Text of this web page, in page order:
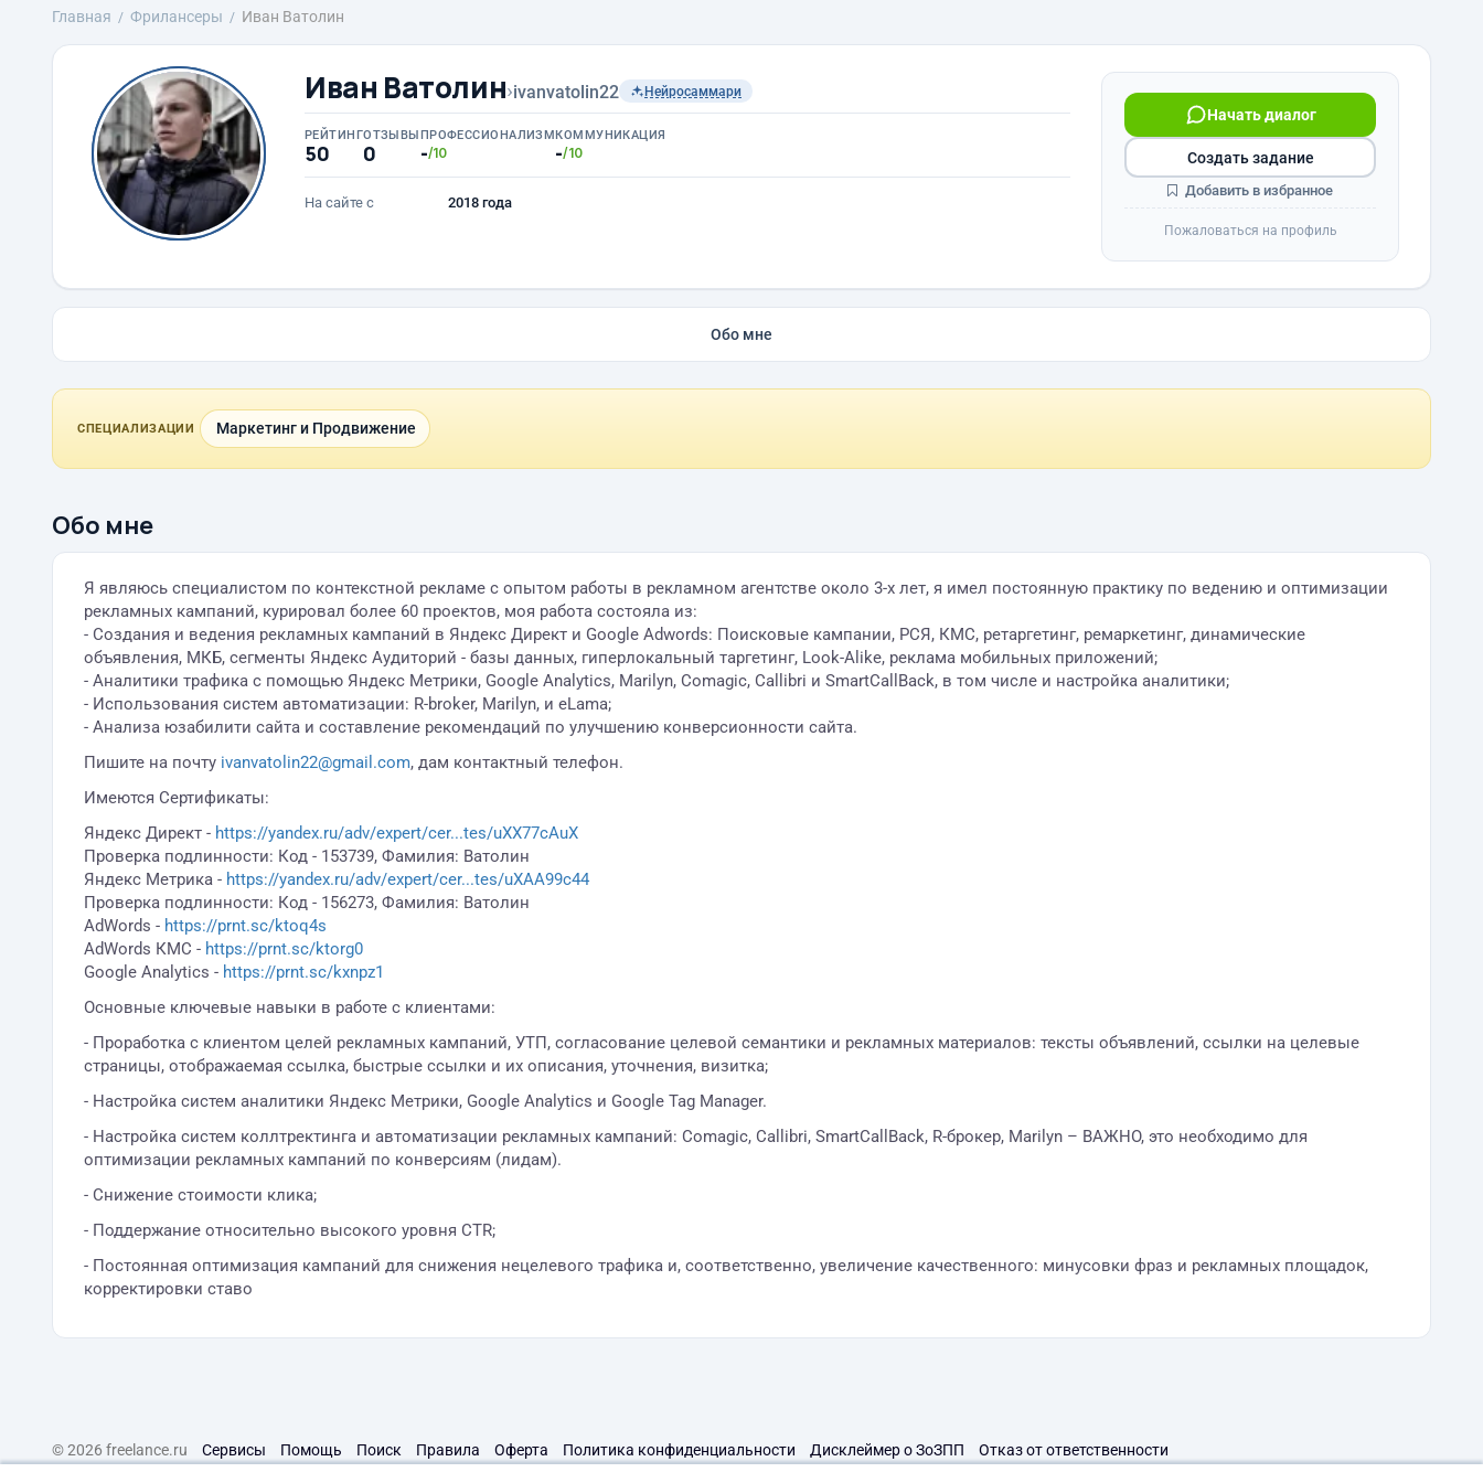
Главная Фрилансеры Иван Ватолин
Иван Ватолин›ivanvatolin22 Нейросаммари
РЕЙТИНГ
50
ОТЗЫВЫ
0
ПРОФЕССИОНАЛИЗМ
-/10
КОММУНИКАЦИЯ
-/10
На сайте с 2018 года
Начать диалог
Создать задание
Добавить в избранное
Пожаловаться на профиль
Обо мне
СПЕЦИАЛИЗАЦИИ Маркетинг и Продвижение
Обо мне
Я являюсь специалистом по контекстной рекламе с опытом работы в рекламном агентстве около 3-х лет, я имел постоянную практику по ведению и оптимизации
рекламных кампаний, курировал более 60 проектов, моя работа состояла из:
- Создания и ведения рекламных кампаний в Яндекс Директ и Google Adwords: Поисковые кампании, РСЯ, КМС, ретаргетинг, ремаркетинг, динамические
объявления, МКБ, сегменты Яндекс Аудиторий - базы данных, гиперлокальный таргетинг, Look-Alike, реклама мобильных приложений;
- Аналитики трафика с помощью Яндекс Метрики, Google Analytics, Marilyn, Comagic, Callibri и SmartCallBack, в том числе и настройка аналитики;
- Использования систем автоматизации: R-broker, Marilyn, и eLama;
- Анализа юзабилити сайта и составление рекомендаций по улучшению конверсионности сайта.
Пишите на почту ivanvatolin22@gmail.com, дам контактный телефон.
Имеются Сертификаты:
Яндекс Директ - https://yandex.ru/adv/expert/cer...tes/uXX77cAuX
Проверка подлинности: Код - 153739, Фамилия: Ватолин
Яндекс Метрика - https://yandex.ru/adv/expert/cer...tes/uXAA99c44
Проверка подлинности: Код - 156273, Фамилия: Ватолин
AdWords - https://prnt.sc/ktoq4s
AdWords КМС - https://prnt.sc/ktorg0
Google Analytics - https://prnt.sc/kxnpz1
Основные ключевые навыки в работе с клиентами:
- Проработка с клиентом целей рекламных кампаний, УТП, согласование целевой семантики и рекламных материалов: тексты объявлений, ссылки на целевые
страницы, отображаемая ссылка, быстрые ссылки и их описания, уточнения, визитка;
- Настройка систем аналитики Яндекс Метрики, Google Analytics и Google Tag Manager.
- Настройка систем коллтректинга и автоматизации рекламных кампаний: Comagic, Callibri, SmartCallBack, R-брокер, Marilyn – ВАЖНО, это необходимо для
оптимизации рекламных кампаний по конверсиям (лидам).
- Снижение стоимости клика;
- Поддержание относительно высокого уровня CTR;
- Постоянная оптимизация кампаний для снижения нецелевого трафика и, соответственно, увеличение качественного: минусовки фраз и рекламных площадок,
корректировки ставо
© 2026 freelance.ru Сервисы Помощь Поиск Правила Оферта Политика конфиденциальности Дисклеймер о ЗоЗПП Отказ от ответственности